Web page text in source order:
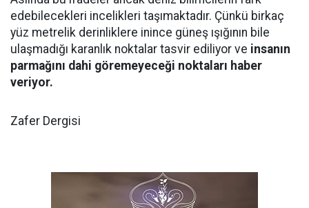
edebilecekleri incelikleri taşımaktadır. Çünkü birkaç
yüz metrelik derinliklere inince güneş ışığının bile
ulaşmadığı karanlık noktalar tasvir ediliyor ve insanın
parmağını dahi göremeyeceği noktaları haber
veriyor.
Zafer Dergisi